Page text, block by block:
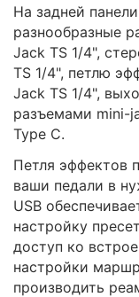
На задней
разнообразные
Jack TS 1/4",
TS 1/4", петлю
Jack TS 1/4",
разъемами mini-
Type C.
Петля эффектов
ваши педали в
USB
настройку
доступ ко
настройки
производить